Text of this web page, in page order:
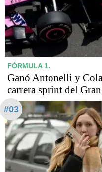
FÓRMULA 1.
Ganó Antonelli y
carrera sprint del
#03